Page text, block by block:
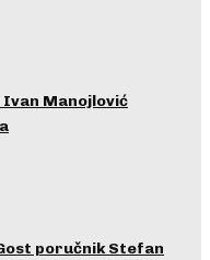
Ivan Manojlović
Gost poručnik Stefan